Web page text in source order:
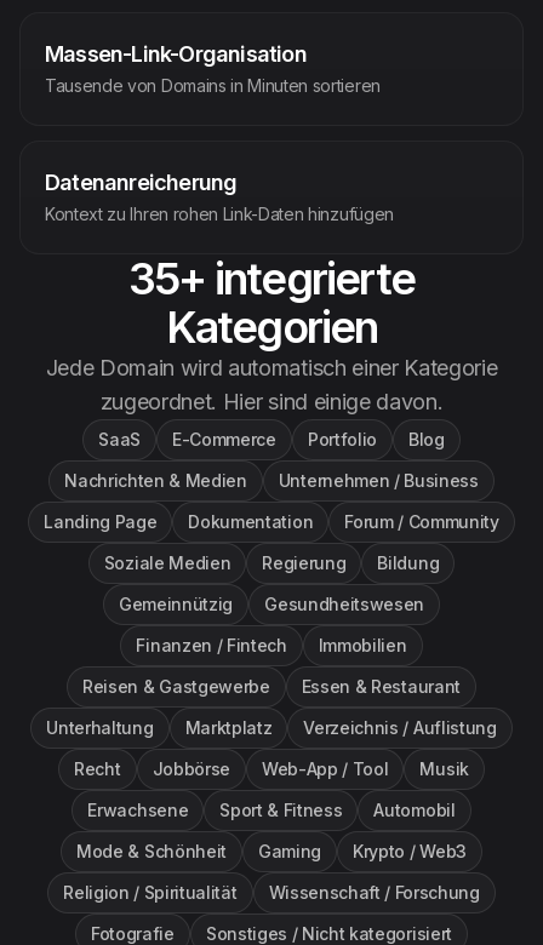
Massen-Link-Organisation
Tausende von Domains in Minuten sortieren
Datenanreicherung
Kontext zu Ihren rohen Link-Daten hinzufügen
35+ integrierte
Kategorien
Jede Domain wird automatisch einer Kategorie
zugeordnet. Hier sind einige davon.
SaaS E-Commerce Portfolio
Blog
Nachrichten & Medien
Unternehmen / Business
Landing Page
Dokumentation
Forum / Community
Soziale Medien
Regierung
Bildung
Gemeinnützig
Gesundheitswesen
Finanzen / Fintech
Immobilien
Reisen & Gastgewerbe
Essen & Restaurant
Unterhaltung
Marktplatz
Verzeichnis / Auflistung
Recht
Jobbörse Web-App / Tool
Musik
Erwachsene
Sport & Fitness
Automobil
Mode & Schönheit
Gaming
Krypto / Web3
Religion / Spiritualität
Wissenschaft / Forschung
Fotografie
Sonstiges / Nicht kategorisiert